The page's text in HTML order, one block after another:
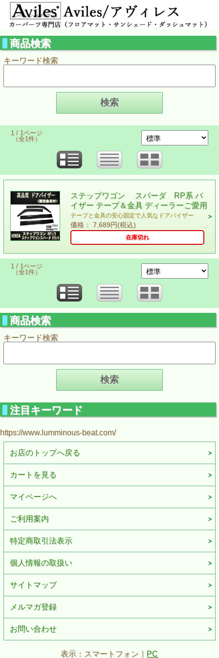
商品検索
キーワード検索
1 / 1ページ
（全1件）
ステップワゴン スパーダ RP系 バ
イザー テープ＆金具 ディーラーご愛用
テープと金具の安心固定で人気なドアバイザー
価格： 7,689円(税込)
在庫切れ
1 / 1ページ
（全1件）
商品検索
キーワード検索
注目キーワード
https://www.lumminous-beat.com/
お店のトップへ戻る
カートを見る
マイページへ
ご利用案内
特定商取引法表示
個人情報の取扱い
サイトマップ
メルマガ登録
お問い合わせ
表示：スマートフォン｜ PC